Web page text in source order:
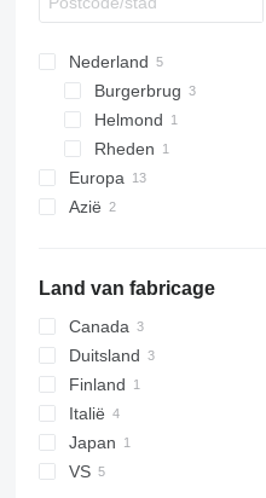
Nederland
Burgerbrug
Helmond
Rheden
Europa
Verenigd Koninkrijk
Denemarken
Azië
Land van fabricage
Canada
Duitsland
Finland
Italië
Japan
VS